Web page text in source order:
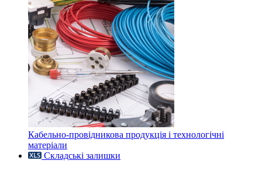
Кабельно-провідникова продукція і технологічні
матеріали
Складські залишки